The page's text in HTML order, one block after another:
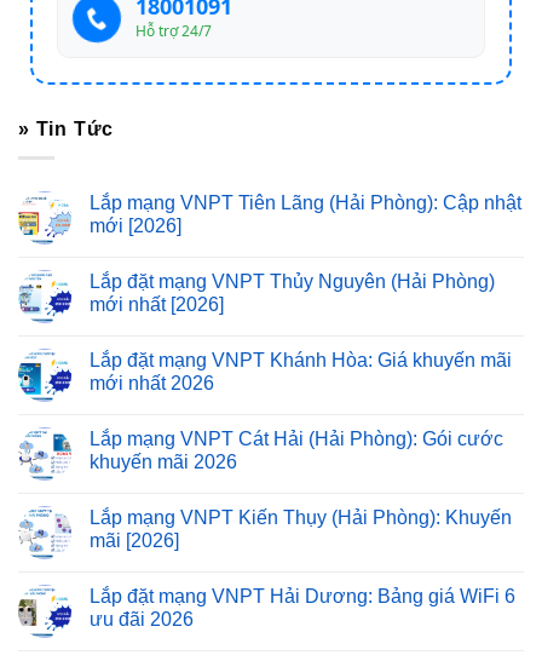
18001091
Hỗ trợ 24/7
» Tin Tức
Lắp mạng VNPT Tiên Lãng (Hải Phòng): Cập nhật
mới [2026]
Lắp đặt mạng VNPT Thủy Nguyên (Hải Phòng)
mới nhất [2026]
Lắp đặt mạng VNPT Khánh Hòa: Giá khuyến mãi
mới nhất 2026
Lắp mạng VNPT Cát Hải (Hải Phòng): Gói cước
khuyến mãi 2026
Lắp mạng VNPT Kiến Thụy (Hải Phòng): Khuyến
mãi [2026]
Lắp đặt mạng VNPT Hải Dương: Bảng giá WiFi 6
ưu đãi 2026